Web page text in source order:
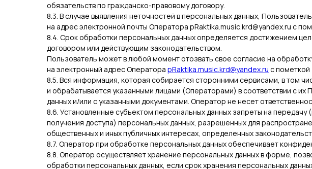
обязательств по гражданско-правовому договору.
8.3. В случае выявления неточностей в персональных данных,
на адрес электронной почты Оператора pRaktika.music.krd@yandex.ru с
8.4. Срок обработки персональных данных определяется достижением
договором или действующим законодательством.
Пользователь может в любой момент отозвать свое согласие на
на электронный адрес Оператора pRaktika.music.krd@yandex.ru с пометкой
8.5. Вся информация, которая собирается сторонними сервисами, в том
и обрабатывается указанными лицами (Операторами) в соответствии с
данных и/или с указанными документами. Оператор не несет
8.6. Установленные субъектом персональных данных запреты на
получения доступа) персональных данных, разрешенных для
общественных и иных публичных интересах, определенных
8.7. Оператор при обработке персональных данных обеспечивает
8.8. Оператор осуществляет хранение персональных данных в форме,
обработки персональных данных, если срок хранения персональных